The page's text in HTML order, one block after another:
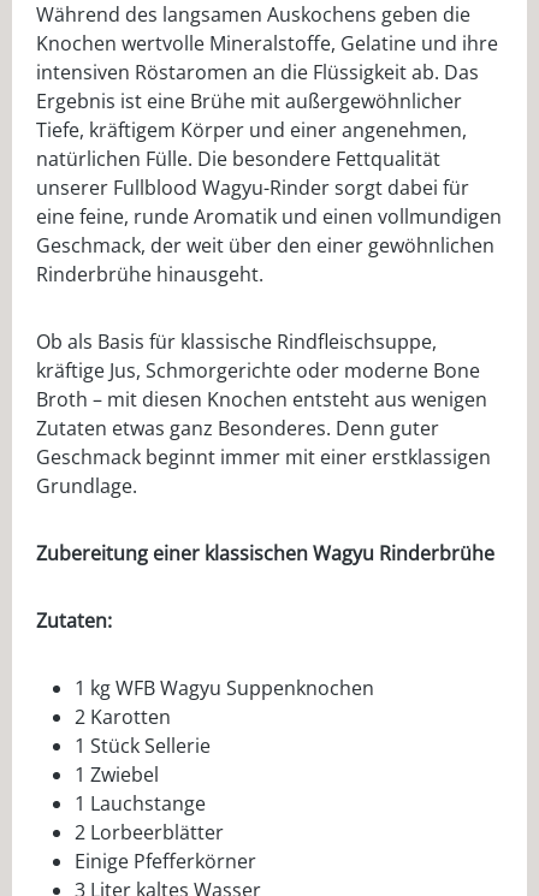
Während des langsamen Auskochens geben die
Knochen wertvolle Mineralstoffe, Gelatine und ihre
intensiven Röstaromen an die Flüssigkeit ab. Das
Ergebnis ist eine Brühe mit außergewöhnlicher
Tiefe, kräftigem Körper und einer angenehmen,
natürlichen Fülle. Die besondere Fettqualität
unserer Fullblood Wagyu-Rinder sorgt dabei für
eine feine, runde Aromatik und einen vollmundigen
Geschmack, der weit über den einer gewöhnlichen
Rinderbrühe hinausgeht.
Ob als Basis für klassische Rindfleischsuppe,
kräftige Jus, Schmorgerichte oder moderne Bone
Broth – mit diesen Knochen entsteht aus wenigen
Zutaten etwas ganz Besonderes. Denn guter
Geschmack beginnt immer mit einer erstklassigen
Grundlage.
Zubereitung einer klassischen Wagyu Rinderbrühe
Zutaten:
1 kg WFB Wagyu Suppenknochen
2 Karotten
1 Stück Sellerie
1 Zwiebel
1 Lauchstange
2 Lorbeerblätter
Einige Pfefferkörner
3 Liter kaltes Wasser